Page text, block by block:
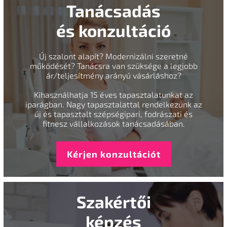
Tanácsadás
és konzultáció
Új szalont alapít? Modernizálni szeretné
működését? Tanácsra van szüksége a legjobb
ár/teljesítmény arányú vásárláshoz?
Kihasználhatja 15 éves tapasztalatunkat az
iparágban. Nagy tapasztalattal rendelkezünk az
új és tapasztalt szépségipari, fodrászati és
fitnesz vállalkozások tanácsadásában.
Kérjen konzultációt
Szakértői
képzés